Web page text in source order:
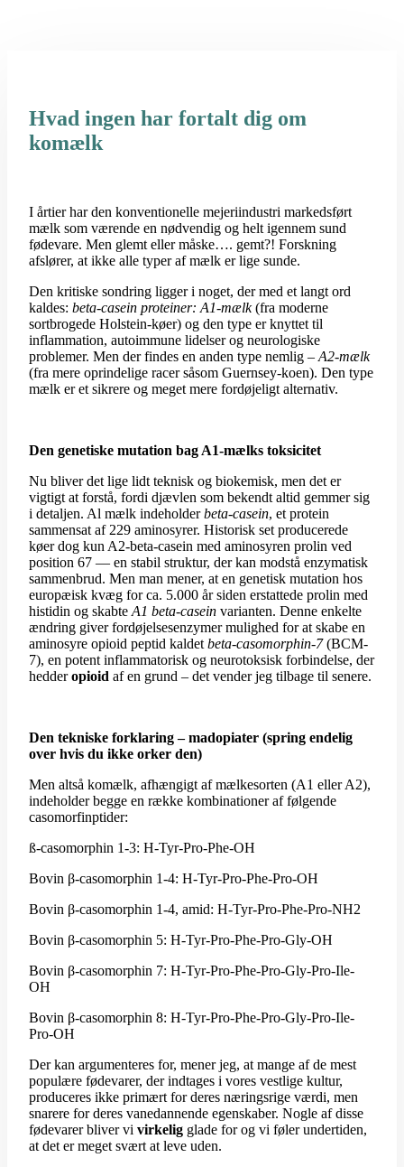
Hvad ingen har fortalt dig om
komælk
I årtier har den konventionelle mejeriindustri markedsført
mælk som værende en nødvendig og helt igennem sund
fødevare. Men glemt eller måske…. gemt?! Forskning
afslører, at ikke alle typer af mælk er lige sunde.
Den kritiske sondring ligger i noget, der med et langt ord
kaldes: beta-casein proteiner: A1-mælk(fra moderne
sortbrogede Holstein-køer) og den type er knyttet til
inflammation, autoimmune lidelser og neurologiske
problemer. Men der findes en anden type nemlig – A2-mælk
(fra mere oprindelige racer såsom Guernsey-koen). Den type
mælk er et sikrere og meget mere fordøjeligt alternativ.
Den genetiske mutation bag A1-mælks toksicitet
Nu bliver det lige lidt teknisk og biokemisk, men det er
vigtigt at forstå, fordi djævlen som bekendt altid gemmer sig
i detaljen. Al mælk indeholderbeta-casein, et protein
sammensat af 229 aminosyrer. Historisk set producerede
køer dog kun A2-beta-casein med aminosyren prolin ved
position 67 — en stabil struktur, der kan modstå enzymatisk
sammenbrud. Men man mener, at en genetisk mutation hos
europæisk kvæg for ca. 5.000 år siden erstattede prolin med
histidin og skabte A1 beta-casein varianten. Denne enkelte
ændring giver fordøjelsesenzymer mulighed for at skabe en
aminosyre opioid peptid kaldet beta-casomorphin-7(BCM-
7), en potent inflammatorisk og neurotoksisk forbindelse, der
hedderopioid af en grund – det vender jeg tilbage til senere.
Den tekniske forklaring – madopiater (spring endelig
over hvis du ikke orker den)
Men altså komælk, afhængigt af mælkesorten (A1 eller A2),
indeholder begge en række kombinationer af følgende
casomorfinptider:
ß-casomorphin 1-3: H-Tyr-Pro-Phe-OH
Bovin β-casomorphin 1-4: H-Tyr-Pro-Phe-Pro-OH
Bovin β-casomorphin 1-4, amid: H-Tyr-Pro-Phe-Pro-NH2
Bovin β-casomorphin 5: H-Tyr-Pro-Phe-Pro-Gly-OH
Bovin β-casomorphin 7: H-Tyr-Pro-Phe-Pro-Gly-Pro-Ile-
OH
Bovin β-casomorphin 8: H-Tyr-Pro-Phe-Pro-Gly-Pro-Ile-
Pro-OH
Der kan argumenteres for, mener jeg, at mange af de mest
populære fødevarer, der indtages i vores vestlige kultur,
produceres ikke primært for deres næringsrige værdi, men
snarere for deres vanedannende egenskaber. Nogle af disse
fødevarer bliver vi virkelig glade for og vi føler undertiden,
at det er meget svært at leve uden.